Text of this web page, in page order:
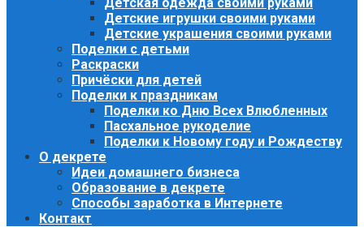
Детские игрушки своими руками
Детские украшения своими руками
Поделки с детьми
Раскраски
Причёски для детей
Поделки к праздникам
Поделки ко Дню Всех Влюбленных
Пасхальное рукоделие
Поделки к Новому году и Рождеству
О декрете
Идеи домашнего бизнеса
Образование в декрете
Способы заработка в Интернете
Контакт